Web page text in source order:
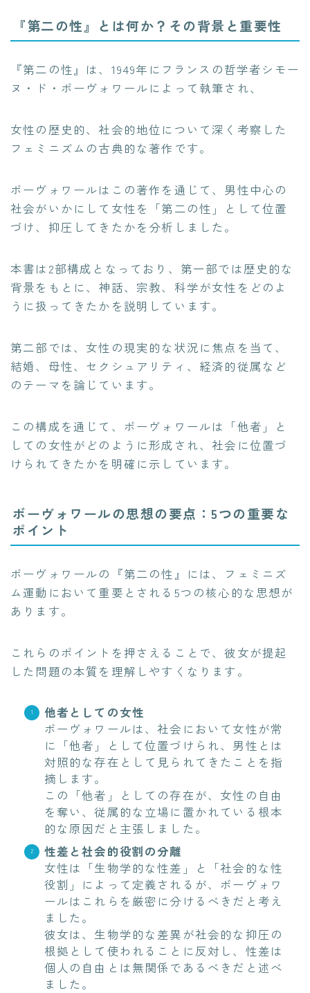
『第二の性』とは何か？その背景と重要性
『第二の性』は、1949年にフランスの哲学者シモー
ヌ・ド・ボーヴォワールによって執筆され、
女性の歴史的、社会的地位について深く考察した
フェミニズムの古典的な著作です。
ボーヴォワールはこの著作を通じて、男性中心の
社会がいかにして女性を「第二の性」として位置
づけ、抑圧してきたかを分析しました。
本書は2部構成となっており、第一部では歴史的な
背景をもとに、神話、宗教、科学が女性をどのよ
うに扱ってきたかを説明しています。
第二部では、女性の現実的な状況に焦点を当て、
結婚、母性、セクシュアリティ、経済的従属など
のテーマを論じています。
この構成を通じて、ボーヴォワールは「他者」と
しての女性がどのように形成され、社会に位置づ
けられてきたかを明確に示しています。
ボーヴォワールの思想の要点：5つの重要な
ポイント
ボーヴォワールの『第二の性』には、フェミニズ
ム運動において重要とされる5つの核心的な思想が
あります。
これらのポイントを押さえることで、彼女が提起
した問題の本質を理解しやすくなります。
他者としての女性
ボーヴォワールは、社会において女性が常
に「他者」として位置づけられ、男性とは
対照的な存在として見られてきたことを指
摘します。
この「他者」としての存在が、女性の自由
を奪い、従属的な立場に置かれている根本
的な原因だと主張しました。
性差と社会的役割の分離
女性は「生物学的な性差」と「社会的な性
役割」によって定義されるが、ボーヴォワ
ールはこれらを厳密に分けるべきだと考え
ました。
彼女は、生物学的な差異が社会的な抑圧の
根拠として使われることに反対し、性差は
個人の自由とは無関係であるべきだと述べ
ました。